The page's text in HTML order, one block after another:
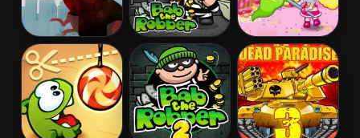
L. A. Rex Bob The
Robber
Bomb It 5